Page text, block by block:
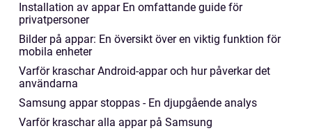
Installation av appar En omfattande guide för
privatpersoner
Bilder på appar: En översikt över en viktig funktion för
mobila enheter
Varför kraschar Android-appar och hur påverkar det
användarna
Samsung appar stoppas - En djupgående analys
Varför kraschar alla appar på Samsung